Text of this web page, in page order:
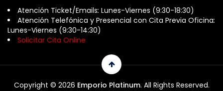
Atención Ticket/Emails: Lunes-Viernes (9:30-18:30)
Atención Telefónica y Presencial con Cita Previa Oficina:
Lunes-Viernes (9:30-14:30)
Solicitar Cita Online
Copyright © 2026 Emporio Platinum. All Rights Reserved.